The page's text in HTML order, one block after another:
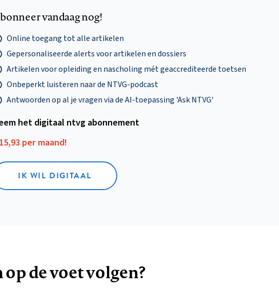
vandaag nog!
Online toegang tot alle artikelen
Gepersonaliseerde alerts voor artikelen en dossiers
Artikelen voor opleiding en nascholing mét geaccrediteerde toetsen
Onbeperkt luisteren naar de NTVG-podcast
Antwoorden op al je vragen via de AI-toepassing 'Ask NTVG'
het digitaal ntvg abonnement
per maand!
IK WIL DIGITAAL
de voet volgen?